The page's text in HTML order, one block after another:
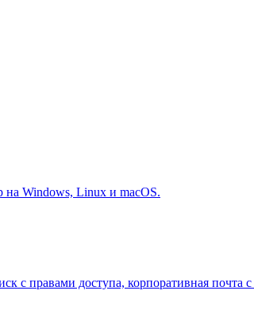
на Windows, Linux и macOS.
правами доступа, корпоративная почта с